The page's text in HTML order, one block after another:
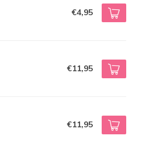
€4,95
€11,95
€11,95